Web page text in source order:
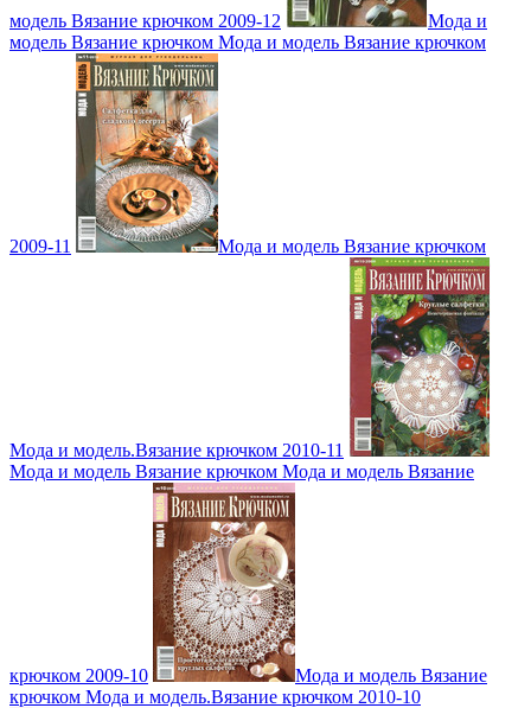
модель Вязание крючком 2009-12
Мода и
модель Вязание крючком Мода и модель Вязание крючком
2009-11 Мода и модель Вязание крючком
Мода и модель.Вязание крючком 2010-11
Мода и модель Вязание крючком Мода и модель Вязание
крючком 2009-10
Мода и модель Вязание
крючком Мода и модель.Вязание крючком 2010-10